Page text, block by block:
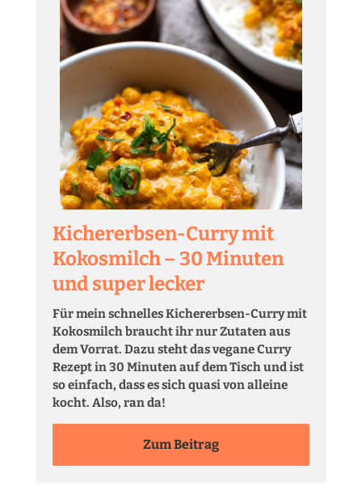
Kichererbsen-Curry mit
Kokosmilch – 30 Minuten
und super lecker
Für mein schnelles Kichererbsen-Curry mit
Kokosmilch braucht ihr nur Zutaten aus
dem Vorrat. Dazu steht das vegane Curry
Rezept in 30 Minuten auf dem Tisch und ist
so einfach, dass es sich quasi von alleine
kocht. Also, ran da!
Zum Beitrag